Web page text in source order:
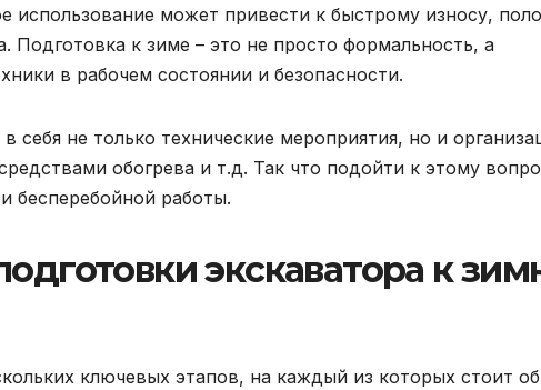
использование может привести к быстрому износу,
Подготовка к зиме – это не просто формальность, а
в рабочем состоянии и безопасности.
себя не только технические мероприятия, но и
обогрева и т.д. Так что подойти к этому
бесперебойной работы.
экскаватора к
ключевых этапов, на каждый из которых стоит